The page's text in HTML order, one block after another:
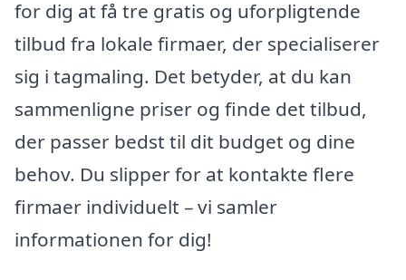
for dig at få tre gratis og uforpligtende
tilbud fra lokale firmaer, der specialiserer
sig i tagmaling. Det betyder, at du kan
sammenligne priser og finde det tilbud,
der passer bedst til dit budget og dine
behov. Du slipper for at kontakte flere
firmaer individuelt – vi samler
informationen for dig!